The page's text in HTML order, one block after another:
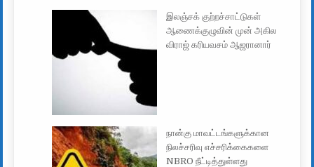
இலஞ்சக் குற்றச்சாட்டுகள்
ஆணைக்குழுவின் முன் அகில
விராஜ் கரியவசம் ஆஜரானார்
நான்கு மாவட்டங்களுக்கான
நிலச்சரிவு எச்சரிக்கைகளை
NBRO நீட்டித்துள்ளது